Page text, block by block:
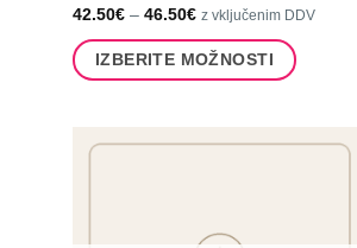
42.50€ – 46.50€Cenovni
razpon:
od
42.50€
do
z vključenim DDV
IZBERITE MOŽNOSTI
ima